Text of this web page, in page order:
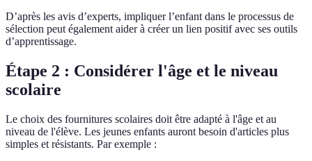
D’après les avis d’experts, impliquer l’enfant dans le processus de
sélection peut également aider à créer un lien positif avec ses outils
d’apprentissage.
Étape 2 : Considérer l'âge et le niveau
scolaire
Le choix des fournitures scolaires doit être adapté à l'âge et au
niveau de l'élève. Les jeunes enfants auront besoin d'articles plus
simples et résistants. Par exemple :